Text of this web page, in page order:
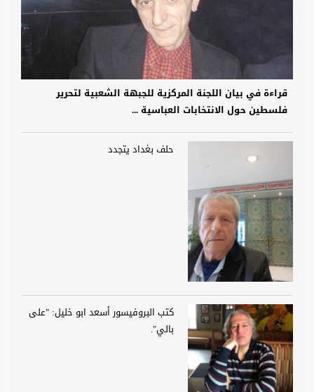
قراءة في بيان اللجنة المركزية للجبهة الشعبية لتحرير
فلسطين حول الانتخابات العباسية ...
حلف بغداد يتجدد
كتب البروفيسور أسعد ابو خليل: "على
بالي".